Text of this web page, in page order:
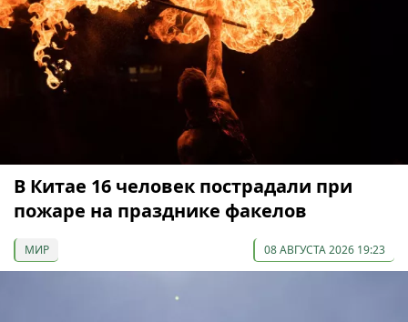
В Китае 16 человек пострадали при
пожаре на празднике факелов
МИР 08 АВГУСТА 2026 19:23